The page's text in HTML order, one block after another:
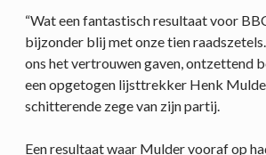
“Wat een fantastisch resultaat voor
bijzonder blij met onze tien
ons het vertrouwen gaven, ontzettend
een opgetogen lijsttrekker Henk
schitterende zege van zijn partij.
Een resultaat waar Mulder vooraf op